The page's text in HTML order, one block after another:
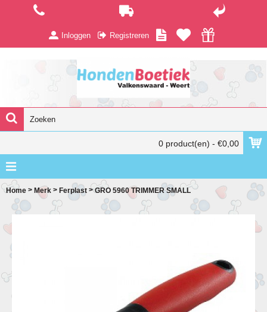
Inloggen Registreren
0 product(en) - €0,00
Home > Merk > Ferplast >GRO 5960 TRIMMER SMALL